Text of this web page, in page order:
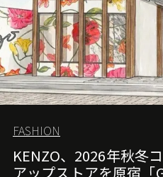
FASHION
KENZO、2026年秋冬
アップストアを原宿「